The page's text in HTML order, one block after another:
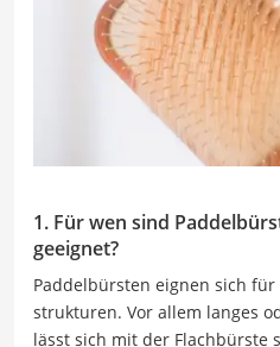
1. Für wen sind
geeignet?
Paddelbürsten eignen sich
strukturen. Vor allem langes
lässt sich mit der Flachbürste